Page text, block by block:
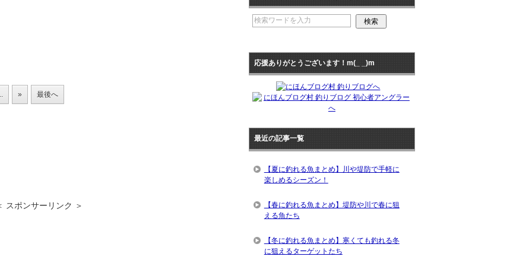
» 最後へ
スポンサーリンク ＞
ツ
メ
ニ
の
一
応援ありがとうございます！m(_ _)m
最近の記事一覧
【夏に釣れる魚まとめ】川や堤防で手軽に
楽しめるシーズン！
【春に釣れる魚まとめ】堤防や川で春に狙
える魚たち
【冬に釣れる魚まとめ】寒くても釣れる冬
に狙えるターゲットたち